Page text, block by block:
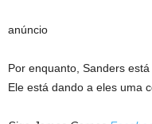
anúncio
Por enquanto, Sanders
Ele está dando a eles uma